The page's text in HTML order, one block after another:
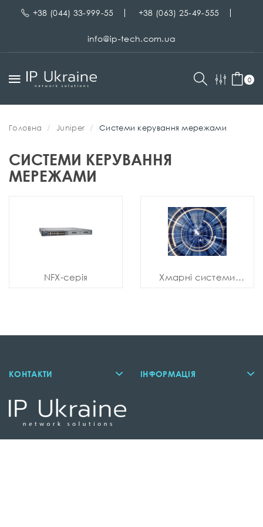
+38 (044) 33-999-55 +38 (063) 25-49-555
info@ip-tech.com.ua
0
Головна Juniper Системи керування мережами
СИСТЕМИ КЕРУВАННЯ
МЕРЕЖАМИ
NFX-серія
Хмарні системи
КОНТАКТИ ІНФОРМАЦІЯ